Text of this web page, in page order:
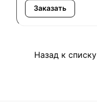
Заказать
Назад к списку